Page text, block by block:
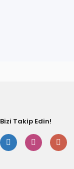
Bizi Takip Edin!